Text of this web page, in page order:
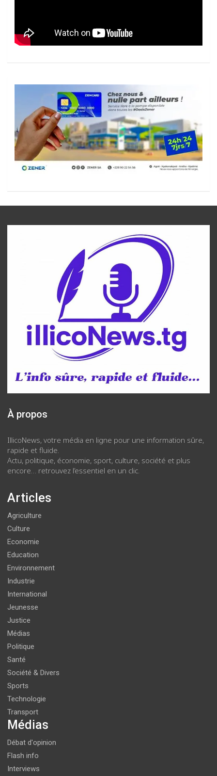
À propos
IllicoNews, votre média en ligne pour une information sûre,
rapide et fluide.
Actu, politique, économie, sport, culture, société et plus
encore… retrouvez l’essentiel en un clic.
Articles
Agriculture
Culture
Economie
Education
Environnement
Industrie
International
Jeunesse
Justice
Médias
Politique
Santé
Société & Divers
Sports
Technologie
Transport
Médias
Débat d'opinion
Flash info
Interviews